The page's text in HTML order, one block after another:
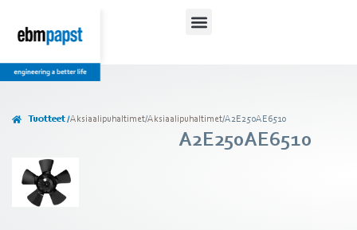
Tuotteet /Aksiaalipuhaltimet/Aksiaalipuhaltimet/A2E250AE6510
A2E250AE6510